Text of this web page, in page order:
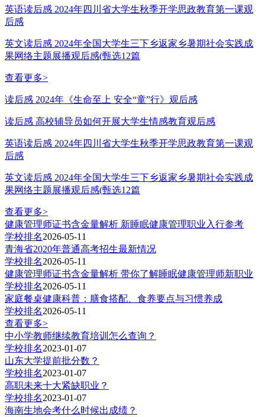
英语读后感 2024年四川省大学生秋季开学思政教育第一课观
后感
英文读后感 2024年全国大学生三下乡返家乡暑期社会实践成
果网络主题展播观后感(甄选12篇
查看更多>
读后感 2024年《生命至上 安全“童”行》观后感
读后感 高校辅导员如何开展大学生情感教育观后感
英语读后感 2024年四川省大学生秋季开学思政教育第一课观
后感
英文读后感 2024年全国大学生三下乡返家乡暑期社会实践成
果网络主题展播观后感(甄选12篇
查看更多>
健康管理师证书含金量解析 新睡眠健康管理职业入行参考
学校排名2026-05-11
青海省2020年普通高考招生最新情况
学校排名2026-05-11
健康管理师证书含金量解析 带你了解睡眠健康管理师新职业
学校排名2026-05-11
家庭餐桌健康科普：膳食搭配、食养要点与习惯养成
学校排名2026-05-11
查看更多>
中小学教师继续教育培训怎么查询？
学校排名2023-01-07
山东大学提前批分数？
学校排名2023-01-07
高职未来十大紧缺职业？
学校排名2023-01-07
海南生地会考什么时候出成绩？